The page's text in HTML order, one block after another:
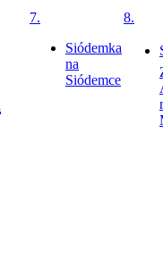
7.
Siódemka
na
Siódemce
8.